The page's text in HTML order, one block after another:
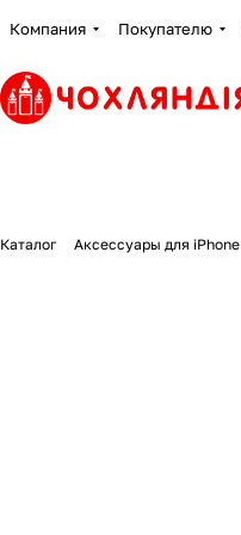
Компания Покупателю
Каталог Аксессуары для iPhone